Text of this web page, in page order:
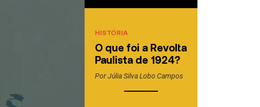
HISTÓRIA
O que foi a Revolta
Paulista de 1924?
PorJúlia Silva Lobo Campos